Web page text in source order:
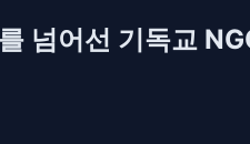
넘어선 기독교